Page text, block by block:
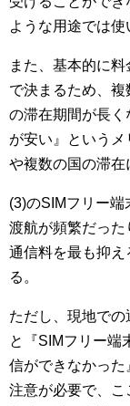
ような用途では使
また、基本的に
で決まるため、
の滞在期間が長
が安い』という
や複数の国の滞在
(3)のSIMフリー
渡航が頻繁だっ
通信料を最も抑え
る。
ただし、現地で
と『SIMフリー端
信ができなかっ
注意が必要で、